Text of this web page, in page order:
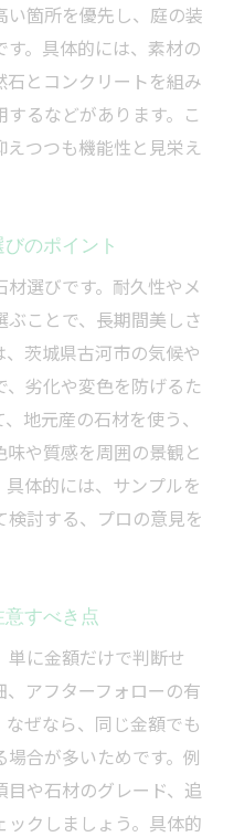
い箇所を優先し、庭の装
。具体的には、素材の
とコンクリートを組み
るなどがあります。こ
えつつも機能性と見栄え
のポイント
選びです。耐久性やメ
ことで、長期間美しさ
茨城県古河市の気候や
劣化や変色を防げるた
地元産の石材を使う、
や質感を周囲の景観と
体的には、サンプルを
討する、プロの意見を
すべき点
に金額だけで判断せ
アフターフォローの有
ぜなら、同じ金額でも
合が多いためです。例
や石材のグレード、追
クしましょう。具体的